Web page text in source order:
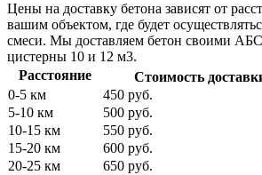
Цены на доставку бетона зависят от
вашим объектом, где будет
смеси. Мы доставляем бетон своими
цистерны 10 и 12 м3.
Расстояние
Стоимость
0-5 км
450 руб.
5-10 км
500 руб.
10-15 км
550 руб.
15-20 км
600 руб.
20-25 км
650 руб.